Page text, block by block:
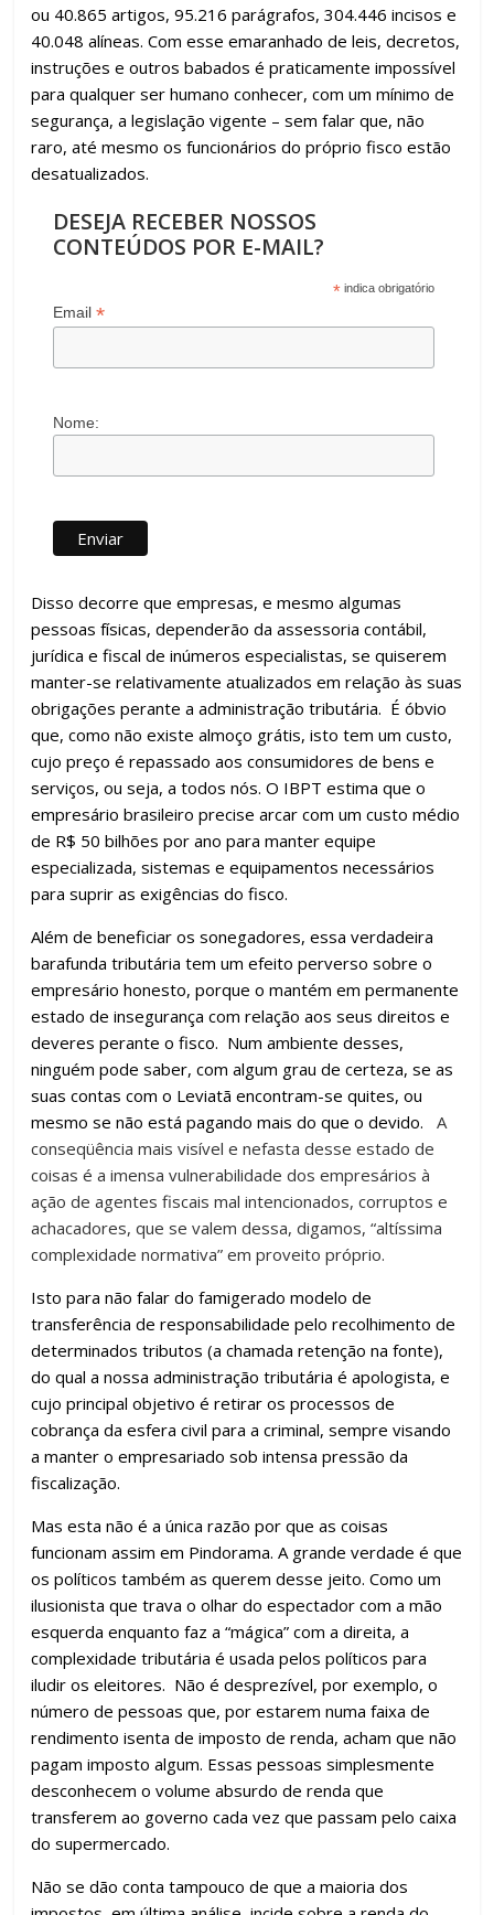
ou 40.865 artigos, 95.216 parágrafos, 304.446 incisos e
40.048 alíneas. Com esse emaranhado de leis, decretos,
instruções e outros babados é praticamente impossível
para qualquer ser humano conhecer, com um mínimo de
segurança, a legislação vigente – sem falar que, não
raro, até mesmo os funcionários do próprio fisco estão
desatualizados.
DESEJA RECEBER NOSSOS
CONTEÚDOS POR E-MAIL?
* indica obrigatório
Email*
Nome:
Disso decorre que empresas, e mesmo algumas
pessoas físicas, dependerão da assessoria contábil,
jurídica e fiscal de inúmeros especialistas, se quiserem
manter-se relativamente atualizados em relação às suas
obrigações perante a administração tributária. É óbvio
que, como não existe almoço grátis, isto tem um custo,
cujo preço é repassado aos consumidores de bens e
serviços, ou seja, a todos nós. O IBPT estima que o
empresário brasileiro precise arcar com um custo médio
de R$ 50 bilhões por ano para manter equipe
especializada, sistemas e equipamentos necessários
para suprir as exigências do fisco.
Além de beneficiar os sonegadores, essa verdadeira
barafunda tributária tem um efeito perverso sobre o
empresário honesto, porque o mantém em permanente
estado de insegurança com relação aos seus direitos e
deveres perante o fisco. Num ambiente desses,
ninguém pode saber, com algum grau de certeza, se as
suas contas com o Leviatã encontram-se quites, ou
mesmo se não está pagando mais do que o devido.A
conseqüência mais visível e nefasta desse estado de
coisas é a imensa vulnerabilidade dos empresários à
ação de agentes fiscais mal intencionados, corruptos e
achacadores, que se valem dessa, digamos, “altíssima
complexidade normativa” em proveito próprio.
Isto para não falar do famigerado modelo de
transferência de responsabilidade pelo recolhimento de
determinados tributos (a chamada retenção na fonte),
do qual a nossa administração tributária é apologista, e
cujo principal objetivo é retirar os processos de
cobrança da esfera civil para a criminal, sempre visando
a manter o empresariado sob intensa pressão da
fiscalização.
Mas esta não é a única razão por que as coisas
funcionam assim em Pindorama. A grande verdade é que
os políticos também as querem desse jeito. Como um
ilusionista que trava o olhar do espectador com a mão
esquerda enquanto faz a “mágica” com a direita, a
complexidade tributária é usada pelos políticos para
iludir os eleitores. Não é desprezível, por exemplo, o
número de pessoas que, por estarem numa faixa de
rendimento isenta de imposto de renda, acham que não
pagam imposto algum. Essas pessoas simplesmente
desconhecem o volume absurdo de renda que
transferem ao governo cada vez que passam pelo caixa
do supermercado.
Não se dão conta tampouco de que a maioria dos